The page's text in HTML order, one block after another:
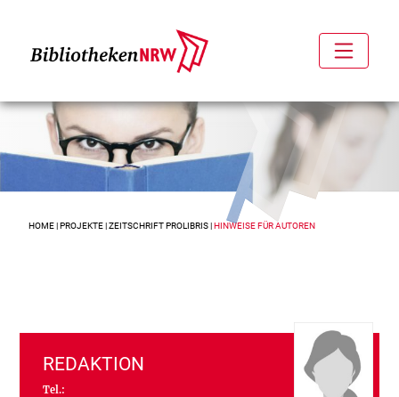
HOME|PROJEKTE|ZEITSCHRIFT PROLIBRIS|HINWEISE FÜR AUTOREN
REDAKTION
Tel.: